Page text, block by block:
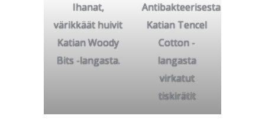
Ihanat,
värikkäät huivit
Katian Woody
Bits -langasta.
Antibakteerisesta
Katian Tencel
Cotton -
langasta
virkatut
tiskirätit